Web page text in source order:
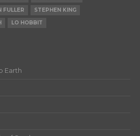
FULLER
STEPHEN KING
LO HOBBIT
Earth